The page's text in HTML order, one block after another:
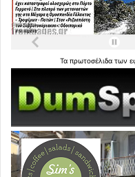
Τα πρωτοσέλιδα των